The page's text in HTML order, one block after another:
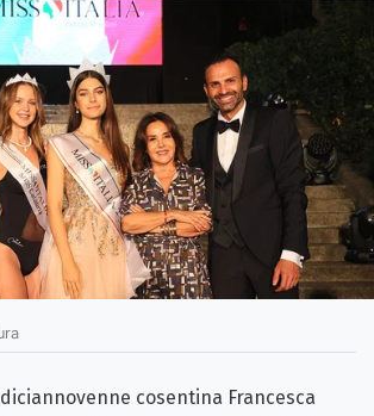
diciannovenne cosentina Francesca